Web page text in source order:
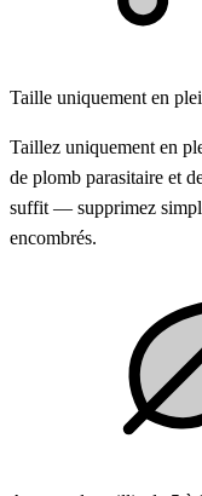
Taille uniquement en
Taillez uniquement en
de plomb parasitaire et
suffit — supprimez
encombrés.